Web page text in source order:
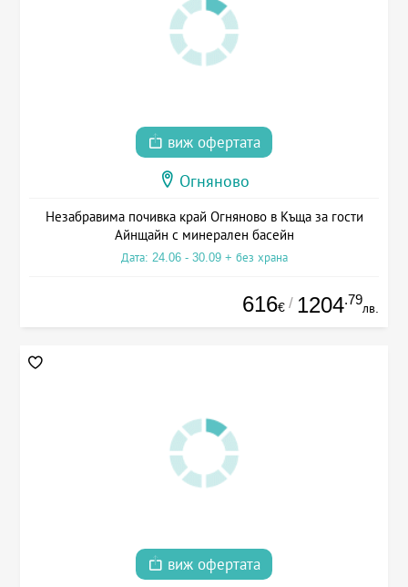
виж офертата
Огняново
Незабравима почивка край Огняново в Къща за гости
Айнщайн с минерален басейн
Дата: 24.06 - 30.09 + без храна
616€ / 1204.79
лв.
виж офертата